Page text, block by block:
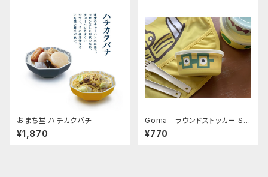
おまち堂 ハチカクバチ
¥1,870
Goma ラウンドストッカー S
(Glasses)
¥770